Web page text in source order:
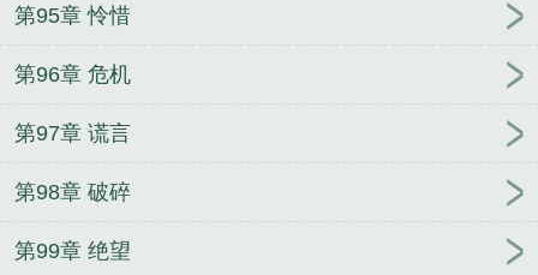
第95章 怜惜
第96章 危机
第97章 谎言
第98章 破碎
第99章 绝望